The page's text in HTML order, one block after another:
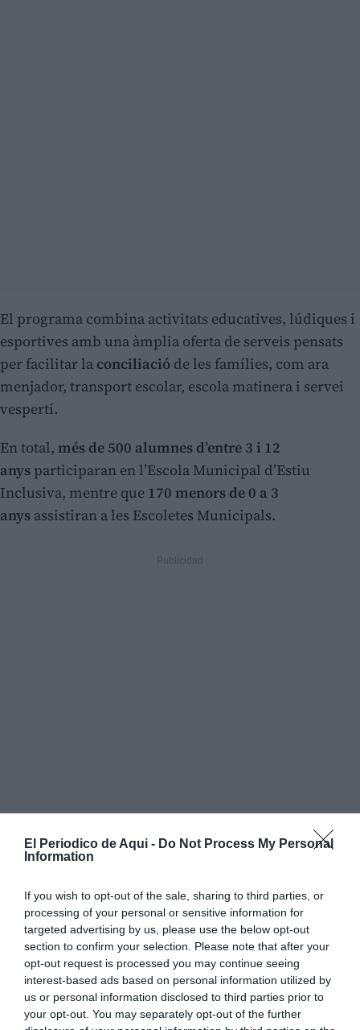
El Periodico de Aqui - Do Not Process My Personal
Information
If you wish to opt-out of the sale, sharing to third parties, or
processing of your personal or sensitive information for
targeted advertising by us, please use the below opt-out
section to confirm your selection. Please note that after your
opt-out request is processed you may continue seeing
interest-based ads based on personal information utilized by
us or personal information disclosed to third parties prior to
your opt-out. You may separately opt-out of the further
El programa combina activitats educatives, lúdiques i
esportives amb una àmplia oferta de serveis pensats
per facilitar la conciliació de les famílies, com ara
menjador, transport escolar, escola matinera i servei
vespertí.
En total, més de 500 alumnes d’entre 3 i 12
anys participaran en l’Escola Municipal d’Estiu
Inclusiva, mentre que 170 menors de 0 a 3
anys assistiran a les Escoletes Municipals.